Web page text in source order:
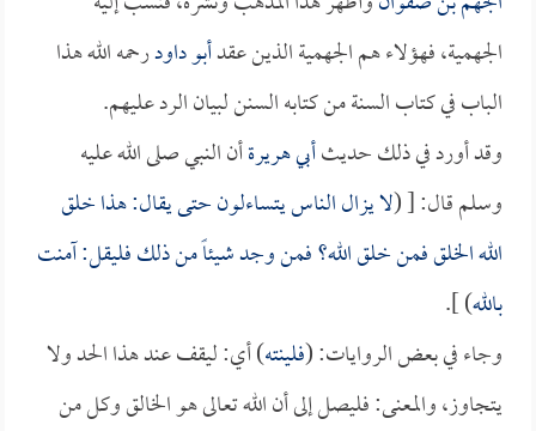
الجهمية، فهؤلاء هم الجهمية الذين عقدأبو داودرحمه الله هذا
الباب في كتاب السنة من كتابه السنن لبيان الرد عليهم.
وقد أورد في ذلك حديثأبي هريرةأن النبي صلى الله عليه
وسلم قال: [ (لا يزال الناس يتساءلون حتى يقال: هذا خلق
الله الخلق فمن خلق الله؟ فمن وجد شيئاً من ذلك فليقل: آمنت
بالله) ].
وجاء في بعض الروايات: (فلينته) أي: ليقف عند هذا الحد ولا
يتجاوز، والمعنى: فليصل إلى أن الله تعالى هو الخالق وكل من